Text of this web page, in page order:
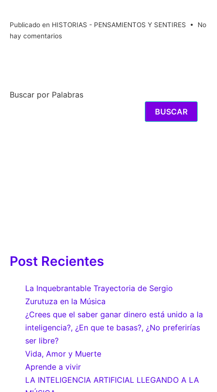
Publicado en HISTORIAS - PENSAMIENTOS Y SENTIRES • No
hay comentariosen
Buscar por Palabras
BUSCAR
Post Recientes
La Inquebrantable Trayectoria de Sergio
Zurutuza en la Música
¿Crees que el saber ganar dinero está unido a la
inteligencia?, ¿En que te basas?, ¿No preferirías
ser libre?
Vida, Amor y Muerte
Aprende a vivir
LA INTELIGENCIA ARTIFICIAL LLEGANDO A LA